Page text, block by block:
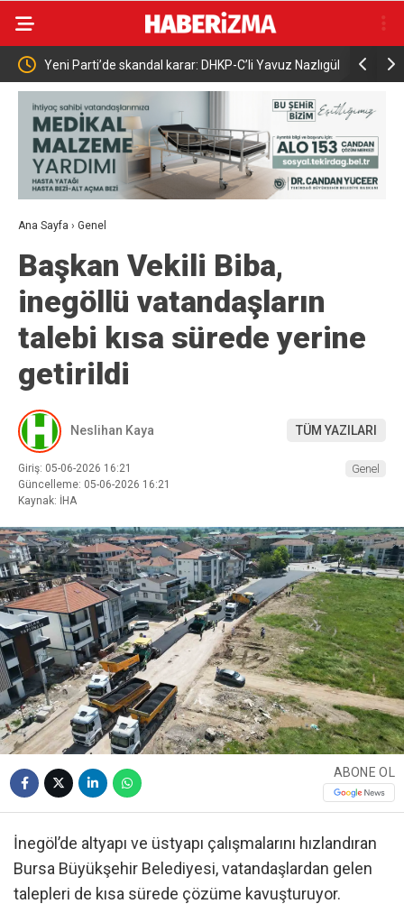
Yeni Parti’de skandal karar: DHKP-C’li Yavuz Nazlıgül
“başkan” olarak atandı
Bakan
toplumun
Ana Sayfa › Genel
Başkan Vekili Biba,
inegöllü vatandaşların
talebi kısa sürede yerine
getirildi
Neslihan Kaya TÜM YAZILARI
Giriş: 05-06-2026 16:21
Güncelleme: 05-06-2026 16:21
Kaynak: İHA
Genel
ABONE OL
İnegöl’de altyapı ve üstyapı çalışmalarını hızlandıran
Bursa Büyükşehir Belediyesi, vatandaşlardan gelen
talepleri de kısa sürede çözüme kavuşturuyor.